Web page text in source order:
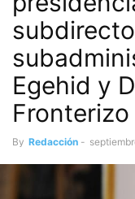
Egehid y
Fronterizo
By Redacción -